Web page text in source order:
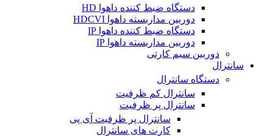
دستگاه ضبط کننده داهوا HD
دوربین مداربسته داهوا HDCVI
دستگاه ضبط کننده داهوا IP
دوربین مداربسته داهوا IP
دوربین سیم کارتی
سانترال
دستگاه سانترال
سانترال کم ظرفیت
سانترال پر ظرفیت
سانترال پر ظرفیت آی پی
کارت های سانترال